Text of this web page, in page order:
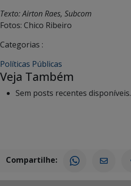
Texto: Airton Raes, Subcom
Fotos: Chico Ribeiro
Categorias :
Políticas Públicas
Veja Também
Sem posts recentes disponíveis.
Compartilhe: